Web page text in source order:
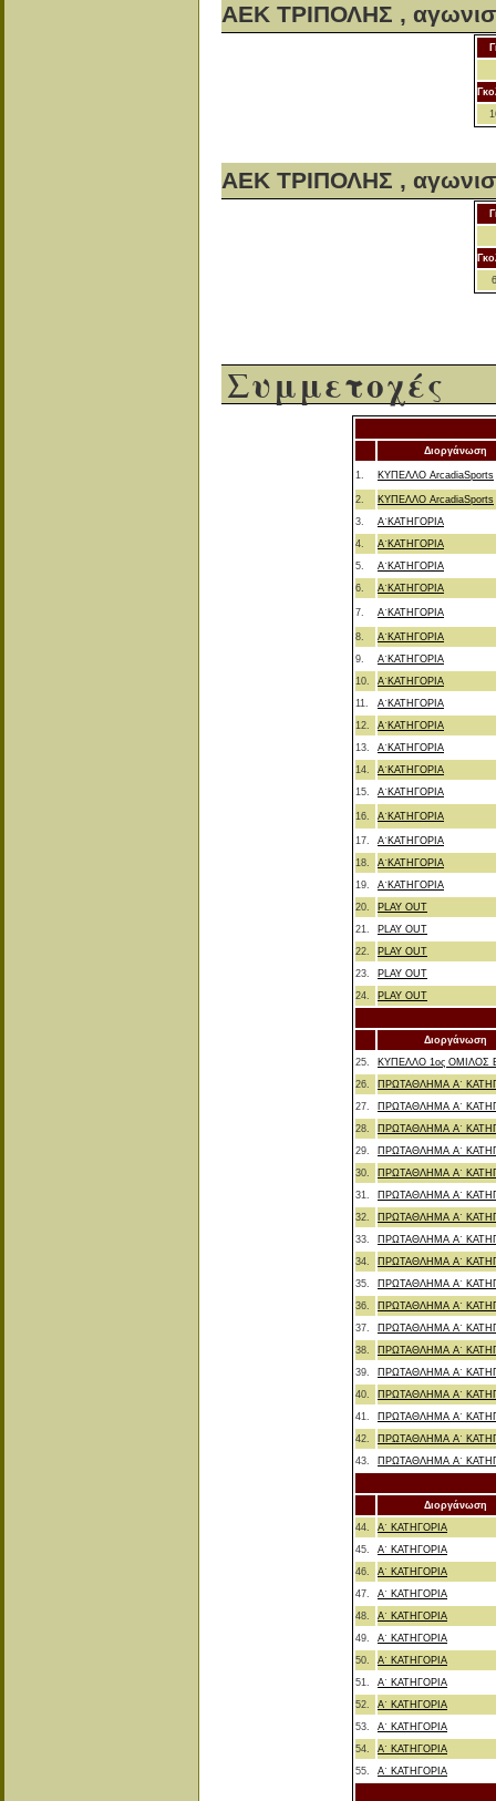
ΑΕΚ ΤΡΙΠΟΛΗΣ ,
ΑΕΚ ΤΡΙΠΟΛΗΣ ,
Συμμετοχές
Διοργάνωση
1. ΚΥΠΕΛΛΟ ArcadiaSports
2.
ΚΥΠΕΛΛΟ ArcadiaSports
3.
Α΄ΚΑΤΗΓΟΡΙΑ
4.
Α΄ΚΑΤΗΓΟΡΙΑ
5.
Α΄ΚΑΤΗΓΟΡΙΑ
6.
Α΄ΚΑΤΗΓΟΡΙΑ
7. Α΄ΚΑΤΗΓΟΡΙΑ
8.
Α΄ΚΑΤΗΓΟΡΙΑ
9.
Α΄ΚΑΤΗΓΟΡΙΑ
10.
Α΄ΚΑΤΗΓΟΡΙΑ
11.
Α΄ΚΑΤΗΓΟΡΙΑ
12.
Α΄ΚΑΤΗΓΟΡΙΑ
13.
Α΄ΚΑΤΗΓΟΡΙΑ
14.
Α΄ΚΑΤΗΓΟΡΙΑ
15.
Α΄ΚΑΤΗΓΟΡΙΑ
16. Α΄ΚΑΤΗΓΟΡΙΑ
17.
Α΄ΚΑΤΗΓΟΡΙΑ
18.
Α΄ΚΑΤΗΓΟΡΙΑ
19.
Α΄ΚΑΤΗΓΟΡΙΑ
20.
PLAY OUT
21.
PLAY OUT
22.
PLAY OUT
23.
PLAY OUT
24.
PLAY OUT
Διοργάνωση
25.
ΚΥΠΕΛΛΟ 1ος ΟΜΙΛΟΣ
26.
ΠΡΩΤΑΘΛΗΜΑ Α΄
27.
ΠΡΩΤΑΘΛΗΜΑ Α΄
28.
ΠΡΩΤΑΘΛΗΜΑ Α΄
29.
ΠΡΩΤΑΘΛΗΜΑ Α΄
30.
ΠΡΩΤΑΘΛΗΜΑ Α΄
31.
ΠΡΩΤΑΘΛΗΜΑ Α΄
32.
ΠΡΩΤΑΘΛΗΜΑ Α΄
33.
ΠΡΩΤΑΘΛΗΜΑ Α΄
34.
ΠΡΩΤΑΘΛΗΜΑ Α΄
35.
ΠΡΩΤΑΘΛΗΜΑ Α΄
36.
ΠΡΩΤΑΘΛΗΜΑ Α΄
37.
ΠΡΩΤΑΘΛΗΜΑ Α΄
38.
ΠΡΩΤΑΘΛΗΜΑ Α΄
39.
ΠΡΩΤΑΘΛΗΜΑ Α΄
40.
ΠΡΩΤΑΘΛΗΜΑ Α΄
41.
ΠΡΩΤΑΘΛΗΜΑ Α΄
42.
ΠΡΩΤΑΘΛΗΜΑ Α΄
43.
ΠΡΩΤΑΘΛΗΜΑ Α΄
Διοργάνωση
44.
Α΄ ΚΑΤΗΓΟΡΙΑ
45.
Α΄ ΚΑΤΗΓΟΡΙΑ
46.
Α΄ ΚΑΤΗΓΟΡΙΑ
47.
Α΄ ΚΑΤΗΓΟΡΙΑ
48.
Α΄ ΚΑΤΗΓΟΡΙΑ
49.
Α΄ ΚΑΤΗΓΟΡΙΑ
50.
Α΄ ΚΑΤΗΓΟΡΙΑ
51.
Α΄ ΚΑΤΗΓΟΡΙΑ
52.
Α΄ ΚΑΤΗΓΟΡΙΑ
53.
Α΄ ΚΑΤΗΓΟΡΙΑ
54.
Α΄ ΚΑΤΗΓΟΡΙΑ
55.
Α΄ ΚΑΤΗΓΟΡΙΑ